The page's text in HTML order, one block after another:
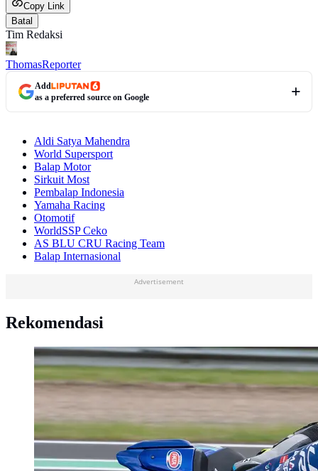
Copy Link
Batal
Tim Redaksi
ThomasReporter
Add
as a preferred source on Google
Aldi Satya Mahendra
World Supersport
Balap Motor
Sirkuit Most
Pembalap Indonesia
Yamaha Racing
Otomotif
WorldSSP Ceko
AS BLU CRU Racing Team
Balap Internasional
Advertisement
Rekomendasi